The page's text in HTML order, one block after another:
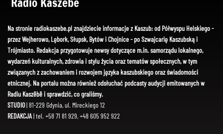
Na stronie radiokaszebe.pl znajdziecie informacje z Kaszub: od Półwyspu Helskiego -
przez Wejherowo, Lębork, Słupsk, Bytów i Chojnice - po Szwajcarię Kaszubską i
Trójmiasto. Redakcja przygotowuje newsy dotyczące m.in. samorządu lokalnego,
wydarzeń kulturalnych, zdrowia i stylu życia oraz tematów społecznych, w tym
związanych z zachowaniem i rozwojem języka kaszubskiego oraz świadomości
etnicznej. Na portalu można również odsłuchać podcasty audycji emitowanych w
Radiu Kaszëbë i sprawdzić, co graliśmy.
STUDIO| 81-229 Gdynia, ul. Mireckiego 12
REDAKCJA| tel. +58 71 81 929, +48 605 952 922